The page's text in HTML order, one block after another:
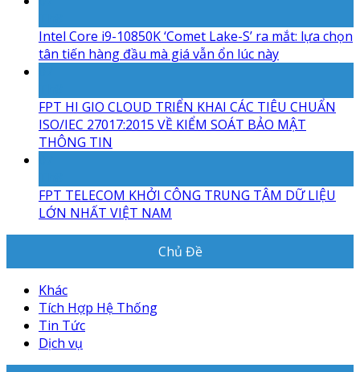
Intel Core i9-10850K ‘Comet Lake-S’ ra mắt: lựa chọn
tân tiến hàng đầu mà giá vẫn ổn lúc này
FPT HI GIO CLOUD TRIỂN KHAI CÁC TIÊU CHUẨN
ISO/IEC 27017:2015 VỀ KIỂM SOÁT BẢO MẬT
THÔNG TIN
FPT TELECOM KHỞI CÔNG TRUNG TÂM DỮ LIỆU
LỚN NHẤT VIỆT NAM
Chủ Đề
Khác
Tích Hợp Hệ Thống
Tin Tức
Dịch vụ